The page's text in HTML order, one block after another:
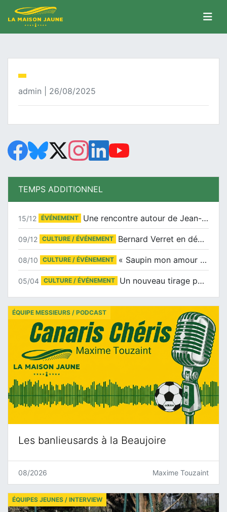
admin | 26/08/2025
TEMPS ADDITIONNEL
15/12 ÉVÉNEMENT Une rencontre autour de Jean-Claude Suaudeau
09/12 CULTURE / ÉVÉNEMENT Bernard Verret en dédicaces le samedi 13 décembre à l’Espace Culturel Atlantis
08/10 CULTURE / ÉVÉNEMENT « Saupin mon amour » au salon du livre de Trentemoult
05/04 CULTURE / ÉVÉNEMENT Un nouveau tirage pour le Docu-BD
Les banlieusards à la Beaujoire
ÉQUIPE MESSIEURS / PODCAST
08/2026 Maxime Touzaint
ÉQUIPES JEUNES / INTERVIEW